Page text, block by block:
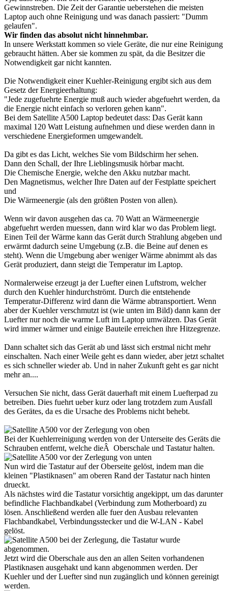
Gewinnstreben. Die Zeit der Garantie ueberstehen die meisten
Laptop auch ohne Reinigung und was danach passiert: "Dumm
gelaufen".
Wir finden das absolut nicht hinnehmbar.
In unsere Werkstatt kommen so viele Geräte, die nur eine Reinigung
gebraucht hätten. Aber sie kommen zu spät, da die Besitzer die
Notwendigkeit gar nicht kannten.
Die Notwendigkeit einer Kuehler-Reinigung ergibt sich aus dem
Gesetz der Energieerhaltung:
"Jede zugefuehrte Energie muß auch wieder abgefuehrt werden, da
die Energie nicht einfach so verloren gehen kann".
Bei dem Satellite A500 Laptop bedeutet dass: Das Gerät kann
maximal 120 Watt Leistung aufnehmen und diese werden dann in
verschiedene Energieformen umgewandelt.
Da gibt es das Licht, welches Sie vom Bildschirm her sehen.
Dann den Schall, der Ihre Lieblingsmusik hörbar macht.
Die Chemische Energie, welche den Akku nutzbar macht.
Den Magnetismus, welcher Ihre Daten auf der Festplatte speichert
und
Die Wärmeenergie (als den größten Posten von allen).
Wenn wir davon ausgehen das ca. 70 Watt an Wärmeenergie
abgefuehrt werden muessen, dann wird klar wo das Problem liegt.
Einen Teil der Wärme kann das Gerät durch Strahlung abgeben und
erwärmt dadurch seine Umgebung (z.B. die Beine auf denen es
steht). Wenn die Umgebung aber weniger Wärme abnimmt als das
Gerät produziert, dann steigt die Temperatur im Laptop.
Normalerweise erzeugt ja der Luefter einen Luftstrom, welcher
durch den Kuehler hindurchströmt. Durch die entstehende
Temperatur-Differenz wird dann die Wärme abtransportiert. Wenn
aber der Kuehler verschmutzt ist (wie unten im Bild) dann kann der
Luefter nur noch die warme Luft im Laptop umwälzen. Das Gerät
wird immer wärmer und einige Bauteile erreichen ihre Hitzegrenze.
Dann schaltet sich das Gerät ab und lässt sich erstmal nicht mehr
einschalten. Nach einer Weile geht es dann wieder, aber jetzt schaltet
es sich schneller wieder ab. Und in naher Zukunft geht es gar nicht
mehr an....
Versuchen Sie nicht, dass Gerät dauerhaft mit einem Luefterpad zu
betreiben. Dies fuehrt ueber kurz oder lang trotzdem zum Ausfall
des Gerätes, da es die Ursache des Problems nicht behebt.
Bei der Kuehlerreinigung werden von der Unterseite des Geräts die
Schrauben entfernt, welche dieÂ Oberschale und Tastatur halten.
Nun wird die Tastatur auf der Oberseite gelöst, indem man die
kleinen "Plastiknasen" am oberen Rand der Tastatur nach hinten
drueckt.
Als nächstes wird die Tastatur vorsichtig angekippt, um das darunter
befindliche Flachbandkabel (Verbindung zum Motherboard) zu
lösen. Anschließend werden alle fuer den Ausbau relevanten
Flachbandkabel, Verbindungsstecker und die W-LAN - Kabel
gelöst.
Jetzt wird die Oberschale aus den an allen Seiten vorhandenen
Plastiknasen ausgehakt und kann abgenommen werden. Der
Kuehler und der Luefter sind nun zugänglich und können gereinigt
werden.